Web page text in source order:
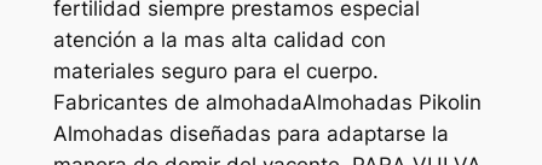
fertilidad siempre prestamos especial
atención a la mas alta calidad con
materiales seguro para el cuerpo.
Fabricantes de almohadaAlmohadas Pikolin
Almohadas diseñadas para adaptarse la